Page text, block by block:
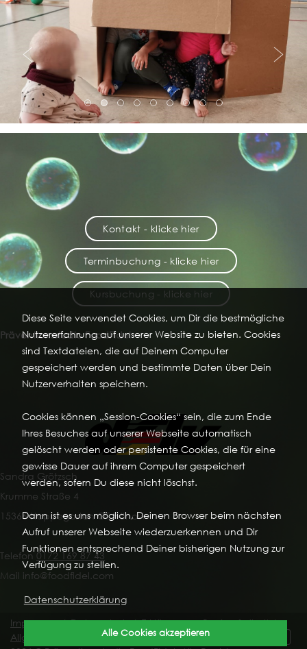
Diese Seite verwendet Cookies, um Dir die bestmögliche
Nutzererfahrung auf unserer Website zu bieten. Cookies
sind Textdateien, die auf Deinem Computer
gespeichert werden und bestimmte Daten über Dein
Nutzerverhalten speichern.
Cookies können „Session-Cookies“ sein, die zum Ende
Ihres Besuches auf unserer Webseite automatisch
gelöscht werden oder persistente Cookies, die für eine
gewisse Dauer auf ihrem Computer gespeichert
werden, sofern Du diese nicht löschst.
Dann ist es uns möglich, Deinen Browser beim nächsten
Aufruf unserer Webseite wiederzuerkennen und Dir
Funktionen entsprechend Deiner bisherigen Nutzung zur
Verfügung zu stellen.
Datenschutzerklärung
Alle Cookies akzeptieren
Kontakt - klicke hier
Terminbuchung - klicke hier
Kursbuchung - klicke hier
Präventionsstudio FoodFidel
Sandra Grötzsch
Krumme Straße 4
15366 Hoppegarten OT Hönow
Telefon 0172 169 87 43
Mail info@foodfidel.com
Impressum|Datenschutz|Erklärung zur Barrierefreiheit|
Allgemeine Geschäftsbedingungen| Vertrag widerrufen